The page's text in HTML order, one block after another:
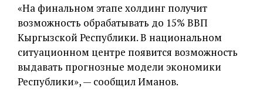
«На финальном этапе холдинг получит
возможность обрабатывать до 15% ВВП
Кыргызской Республики. В национальном
ситуационном центре появится возможность
выдавать прогнозные модели экономики
Республики», — сообщил Иманов.